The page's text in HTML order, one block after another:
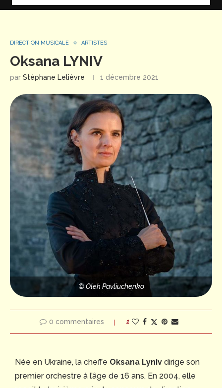
DIRECTION MUSICALE ARTISTES
Oksana LYNIV
par Stéphane Lelièvre 1 décembre 2021
© Oleh Pavliuchenko
0 commentaires 1
Née en Ukraine, la cheffe Oksana Lyniv dirige son
premier orchestre à l’âge de 16 ans. En 2004, elle